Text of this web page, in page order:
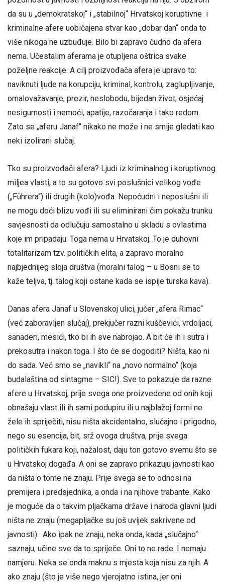
da su u „demokratskoj“ i „stabilnoj“ Hrvatskoj koruptivne i
kriminalne afere uobičajena stvar kao „dobar dan“ onda to
više nikoga ne uzbuđuje. Bilo bi zapravo čudno da afera
nema. Učestalim aferama je otupljena oštrica svake
poželjne reakcije. A cilj proizvođača afera je upravo to:
naviknuti ljude na korupciju, kriminal, kontrolu, zaglupljivanje,
omalovažavanje, prezir, neslobodu, bijedan život, osjećaj
nesigurnosti i nemoći, apatije, razočaranja i tako redom.
Zato se „aferu Janaf“ nikako ne može i ne smije gledati kao
neki izolirani slučaj.
Tko su proizvođači afera? Ljudi iz kriminalnog i koruptivnog
miljea vlasti, a to su gotovo svi poslušnici velikog vođe
(„Führera“) ili drugih (kolo)vođa. Nepoćudni i neposlušni ili
ne mogu doći blizu vođi ili su eliminirani čim pokažu trunku
savjesnosti da odlučuju samostalno u skladu s ovlastima
koje im pripadaju. Toga nema u Hrvatskoj. To je duhovni
totalitarizam tzv. političkih elita, a zapravo moralno
najbjednijeg sloja društva (moralni talog – u Bosni se to
kaže teljva, tj. talog koji ostane kada se ispije turska kava).
Danas afera Janaf u Slovenskoj ulici, jučer „afera Rimac“
(već zaboravljen slučaj), prekjučer razni kuščevići, vrdoljaci,
sanaderi, mesići, tko bi ih sve nabrojao. A bit će ih i sutra i
prekosutra i nakon toga. I što će se dogoditi? Ništa, kao ni
do sada. Već smo se „navikli“ na „novo normalno“ (koja
budalaština od sintagme – SIC!). Sve to pokazuje da razne
afere u Hrvatskoj, prije svega one proizvedene od onih koji
obnašaju vlast ili ih sami podupiru ili u najblažoj formi ne
žele ih spriječiti, nisu ništa akcidentalno, slučajno i prigodno,
nego su esencija, bit, srž ovoga društva, prije svega
političkih fukara koji, nažalost, daju ton gotovo svemu što se
u Hrvatskoj događa. A oni se zapravo prikazuju javnosti kao
da ništa o tome ne znaju. Prije svega se to odnosi na
premijera i predsjednika, a onda i na njihove trabante. Kako
je moguće da o takvim pljačkama države i naroda glavni ljudi
ništa ne znaju (megapljačke su još uvijek sakrivene od
javnosti). Ako ipak ne znaju, neka onda, kada „slučajno“
saznaju, učine sve da to spriječe. Oni to ne rade. I nemaju
namjeru. Neka se onda maknu s mjesta koja nisu za njih. A
ako znaju (što je više nego vjerojatno istina, jer oni